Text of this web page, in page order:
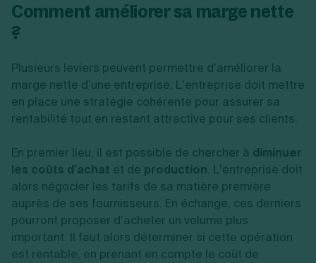
Comment améliorer sa marge nette
?
Plusieurs leviers peuvent permettre d’améliorer la
marge nette d’une entreprise. L’entreprise doit mettre
en place une stratégie cohérente pour assurer sa
rentabilité tout en restant attractive pour ses clients.
En premier lieu, il est possible de chercher à diminuer
les coûts d’achat et de production. L’entreprise doit
alors négocier les tarifs de sa matière première
auprès de ses fournisseurs. En échange, ces derniers
pourront proposer d’acheter un volume plus
important. Il faut alors déterminer si cette opération
est rentable, en prenant en compte le coût de